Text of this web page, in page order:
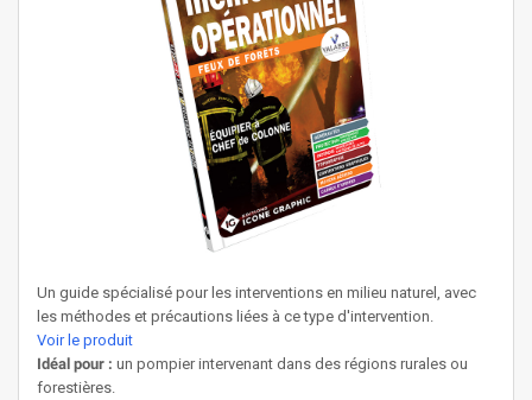
Un guide spécialisé pour les interventions en milieu naturel, avec
les méthodes et précautions liées à ce type d'intervention.
Voir le produit
Idéal pour : un pompier intervenant dans des régions rurales ou
forestières.